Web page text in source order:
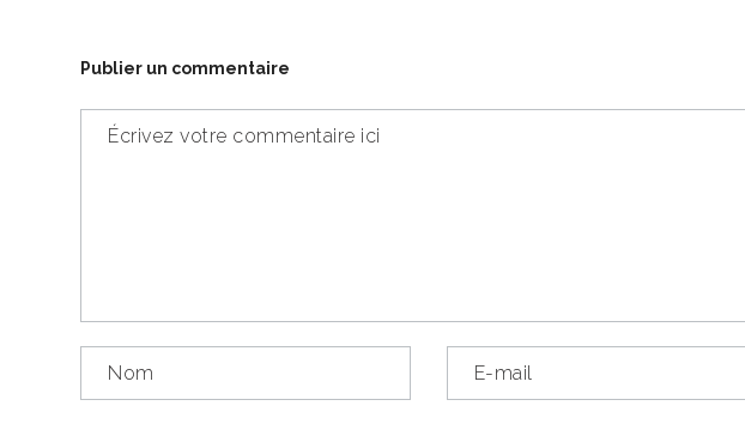
Publier un commentaire